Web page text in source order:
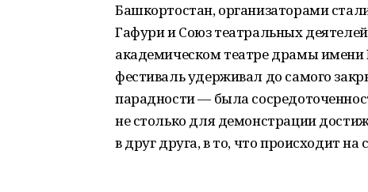
Башкортостан, организаторами
Гафури и Союз театральных
академическом театре драмы
фестиваль удерживал до самого
парадности — была
не столько для демонстрации
в друг друга, в то, что происходит на